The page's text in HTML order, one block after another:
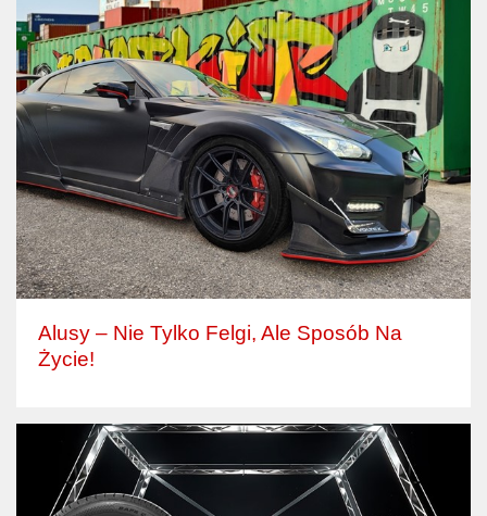
Alusy – Nie Tylko Felgi, Ale Sposób Na
Życie!